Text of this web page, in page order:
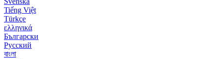
Tiếng Việt
Türkçe
ελληνικά
Български
Русский
বাংলা